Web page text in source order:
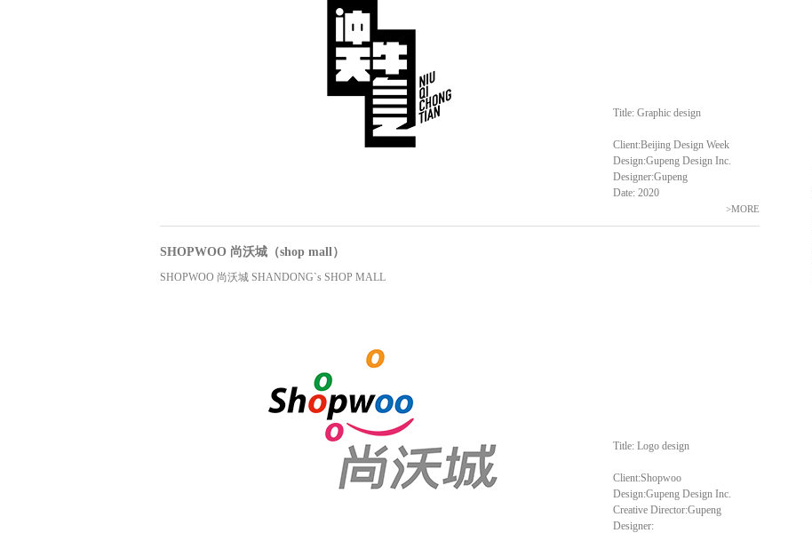
Title: Graphic design
Client:Beijing Design Week
Design:Gupeng Design Inc.
Designer:Gupeng
Date: 2020
>MORE
SHOPWOO 尚沃城（shop mall）
SHOPWOO 尚沃城 SHANDONG`s SHOP MALL
Title: Logo design
Client:Shopwoo
Design:Gupeng Design Inc.
Creative Director:Gupeng
Designer: